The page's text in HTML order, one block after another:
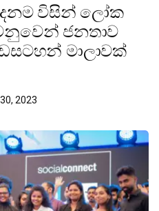
විසින් ලෝක
ජනතාව
මාලාවක්
2023